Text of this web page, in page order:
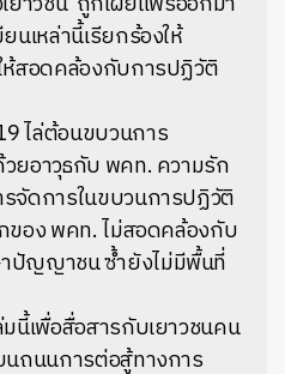
นเหล่านี้เรียกร้องให้
ห้สอดคล้องกับการปฏิวัติ
ไล่ต้อนขบวนการ
ยอาวุธกับ พคท. ความรัก
จัดการในขบวนการปฏิวัติ
ของ พคท. ไม่สอดคล้องกับ
ปัญญาชน ซ้ำยังไม่มีพื้นที่
นี้เพื่อสื่อสารกับเยาวชนคน
นถนนการต่อสู้ทางการ